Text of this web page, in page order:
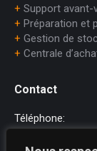
+ Support avant-
+ Préparation et
+ Gestion de
+ Centrale
Contact
Téléphone: